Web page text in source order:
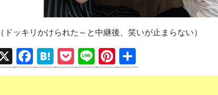
（ドッキリかけられた～と中継後、笑いが止まらない）
X
F
a
H
at
P
o
Li
n
Pi
nt 有